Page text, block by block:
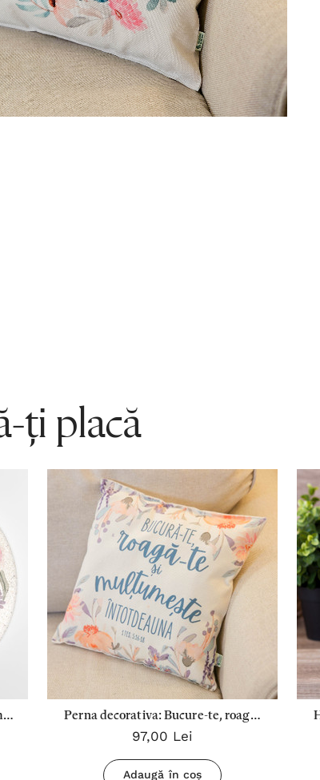
ți placă
Perna decorativa: Bucure-te, roaga-
te si multumeste!
97,00 Lei
Adaugă în coș